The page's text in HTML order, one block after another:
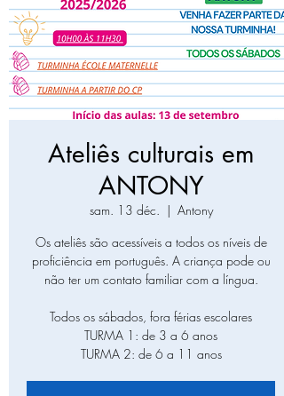
Ateliês culturais em
ANTONY
sam. 13 déc.
  |
Antony
Os ateliês são acessíveis a todos os níveis de
proficiência em português. A criança pode ou
não ter um contato familiar com a língua.
Todos os sábados, fora férias escolares
TURMA 1: de 3 a 6 anos
TURMA 2: de 6 a 11 anos